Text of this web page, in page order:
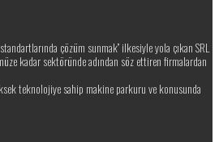
çözüm sunmak” ilkesiyle yola çıkan SRL
kadar sektöründe adından söz ettiren firmalardan
teknolojiye sahip makine parkuru ve konusunda